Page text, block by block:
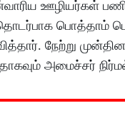
ஊழியர்கள்
தொடர்பாக பொத்தாம்
நேற்று
அமைச்சர்